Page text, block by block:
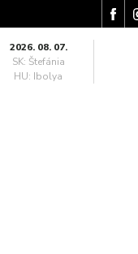
2026. 08. 07.
SK: Štefánia
HU: Ibolya